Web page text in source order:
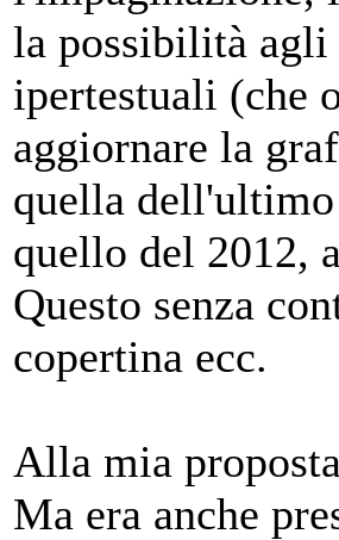
la possibilità
ipertestuali (che
aggiornare la
quella
quello del 2012,
Questo senza
copertina ecc.
Alla mia
Ma era anche